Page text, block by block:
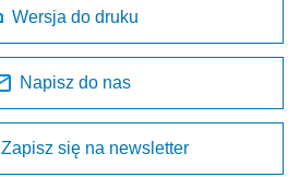
Wersja do druku
Napisz do nas
Zapisz się na newsletter